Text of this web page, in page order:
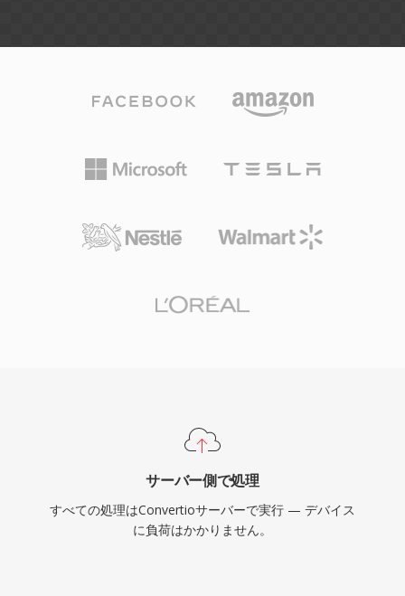
サーバー側で処理
すべての処理はConvertioサーバーで実行 — デバイス
に負荷はかかりません。